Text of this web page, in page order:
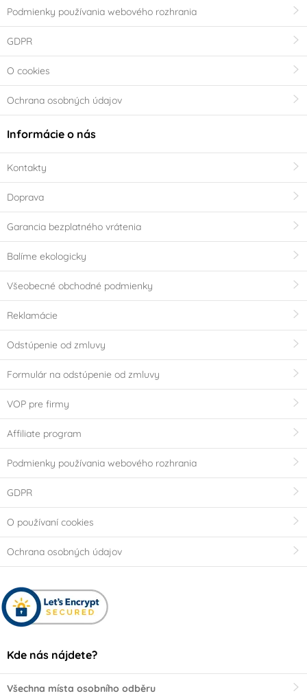
Podmienky používania webového rozhrania
GDPR
O cookies
Ochrana osobných údajov
Informácie o nás
Kontakty
Doprava
Garancia bezplatného vrátenia
Balíme ekologicky
Všeobecné obchodné podmienky
Reklamácie
Odstúpenie od zmluvy
Formulár na odstúpenie od zmluvy
VOP pre firmy
Affiliate program
Podmienky používania webového rozhrania
GDPR
O používaní cookies
Ochrana osobných údajov
Kde nás nájdete?
Všechna místa osobního odběru